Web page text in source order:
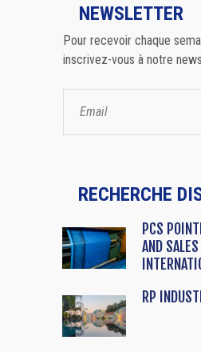
NEWSLETTER
Pour recevoir chaque
inscrivez-vous à notre
RECHERCHE
PCS
AND
RP